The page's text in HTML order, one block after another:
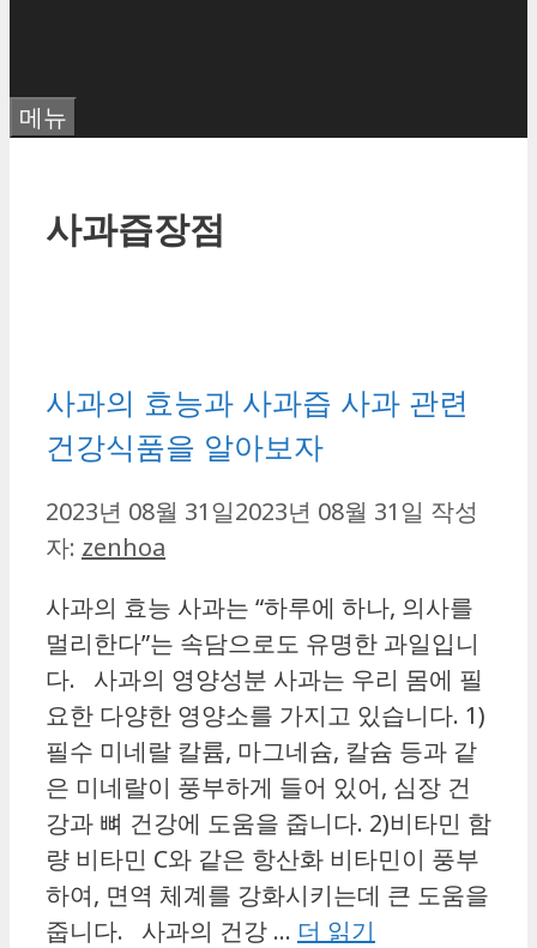
메뉴
사과즙장점
사과의 효능과 사과즙 사과 관련
건강식품을 알아보자
2023년 08월 31일2023년 08월 31일 작성
자: zenhoa
사과의 효능 사과는 “하루에 하나, 의사를
멀리한다”는 속담으로도 유명한 과일입니
다. 사과의 영양성분 사과는 우리 몸에 필
요한 다양한 영양소를 가지고 있습니다. 1)
필수 미네랄 칼륨, 마그네슘, 칼슘 등과 같
은 미네랄이 풍부하게 들어 있어, 심장 건
강과 뼈 건강에 도움을 줍니다. 2)비타민 함
량 비타민 C와 같은 항산화 비타민이 풍부
하여, 면역 체계를 강화시키는데 큰 도움을
줍니다. 사과의 건강 … 더 읽기